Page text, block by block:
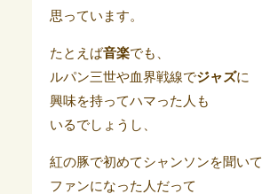
思っています。
たとえば音楽でも、
ルパン三世や血界戦線でジャズに
興味を持ってハマった人も
いるでしょうし、
紅の豚で初めてシャンソンを聞いて
ファンになった人だって